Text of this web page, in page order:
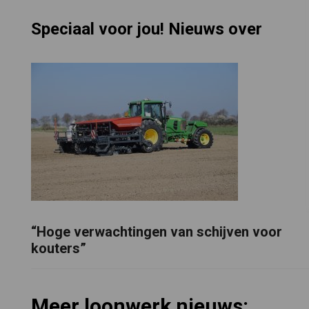
Speciaal voor jou! Nieuws over
“Hoge verwachtingen van schijven voor
kouters”